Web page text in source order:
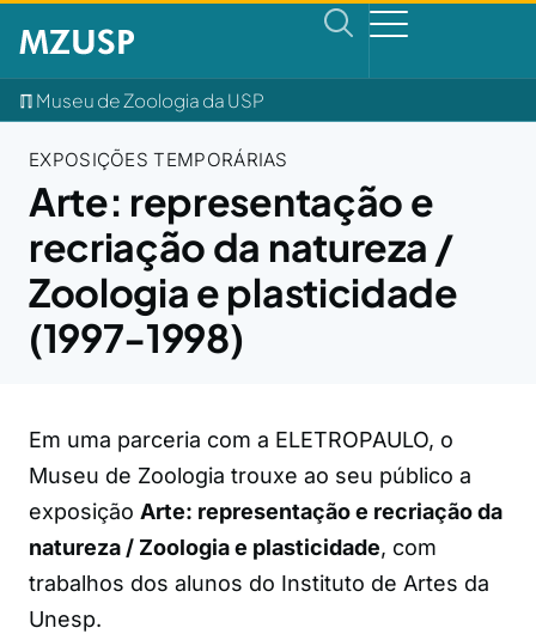
ℿ Museu de Zoologia da USP
EXPOSIÇÕES TEMPORÁRIAS
Arte: representação e
recriação da natureza /
Zoologia e plasticidade
(1997-1998)
Em uma parceria com a ELETROPAULO, o
Museu de Zoologia trouxe ao seu público a
exposição Arte: representação e recriação da
natureza / Zoologia e plasticidade, com
trabalhos dos alunos do Instituto de Artes da
Unesp.